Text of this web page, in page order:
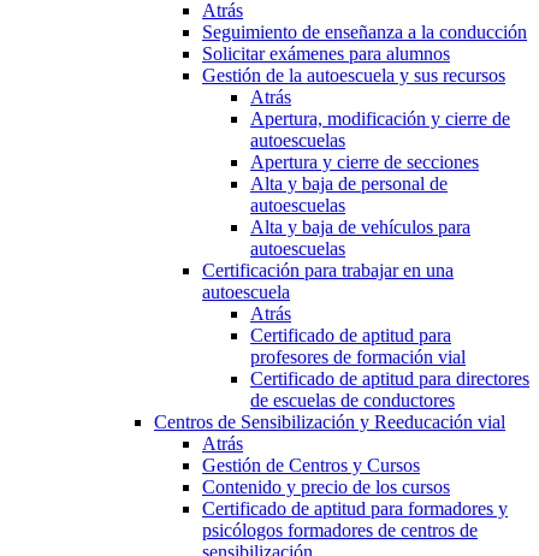
Atrás
Seguimiento de enseñanza a la conducción
Solicitar exámenes para alumnos
Gestión de la autoescuela y sus recursos
Atrás
Apertura, modificación y cierre de
autoescuelas
Apertura y cierre de secciones
Alta y baja de personal de
autoescuelas
Alta y baja de vehículos para
autoescuelas
Certificación para trabajar en una
autoescuela
Atrás
Certificado de aptitud para
profesores de formación vial
Certificado de aptitud para directores
de escuelas de conductores
Centros de Sensibilización y Reeducación vial
Atrás
Gestión de Centros y Cursos
Contenido y precio de los cursos
Certificado de aptitud para formadores y
psicólogos formadores de centros de